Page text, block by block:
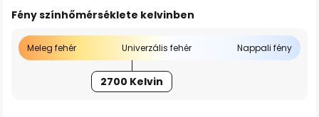
Fény színhőmérséklete kelvinben
Meleg fehér Univerzális fehér Nappali fény
2700 Kelvin